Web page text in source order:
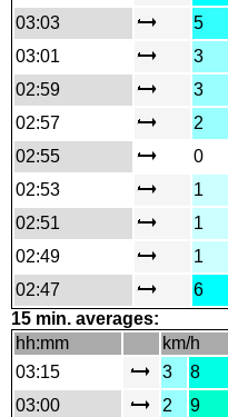
03:03
5
03:01
3
02:59
3
02:57
2
02:55
0
02:53
1
02:51
1
02:49
1
02:47
6
15 min. averages:
hh:mm
km/h
03:15
3 8
03:00
2 9